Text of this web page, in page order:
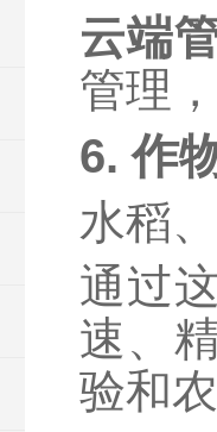
云端
管理
6.作
水稻
通过
速、
验和